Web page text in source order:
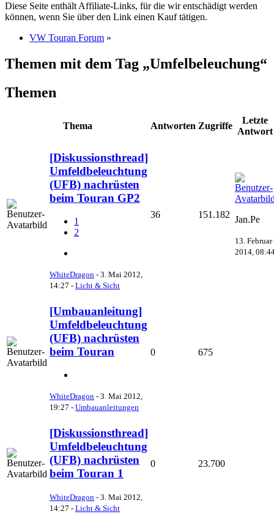
Diese Seite enthält Affiliate-Links, für die wir entschädigt werden
können, wenn Sie über den Link einen Kauf tätigen.
VW Touran Forum »
Themen mit dem Tag „Umfelbeleuchung“
Themen
Thema Antworten Zugriffe
Letzte
Antwort
[Diskussionsthread]
Umfeldbeleuchtung
(UFB) nachrüsten
beim Touran GP2
1
2
WhiteDragon - 3. Mai 2012,
14:27 - Licht & Sicht
36 151.182 Jan.Pe
13. Februar
2014,
[Umbauanleitung]
Umfeldbeleuchtung
(UFB) nachrüsten
beim Touran
WhiteDragon - 3. Mai 2012,
19:27 - Umbauanleitungen
0 675
[Diskussionsthread]
Umfeldbeleuchtung
(UFB) nachrüsten
beim Touran 1
WhiteDragon - 3. Mai 2012,
14:27 - Licht & Sicht
0 23.700